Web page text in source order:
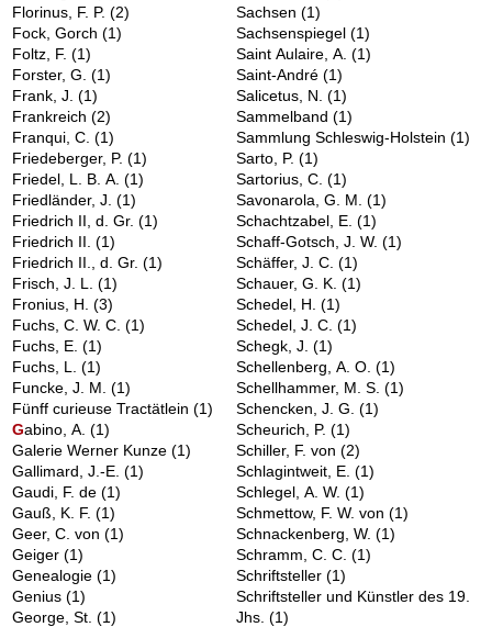
Florinus, F. P.(2)
Fock, Gorch(1)
Foltz, F.(1)
Forster, G.(1)
Frank, J.(1)
Frankreich(2)
Franqui, C.(1)
Friedeberger, P.(1)
Friedel, L. B. A.(1)
Friedländer, J.(1)
Friedrich II, d. Gr.(1)
Friedrich II.(1)
Friedrich II., d. Gr.(1)
Frisch, J. L.(1)
Fronius, H.(3)
Fuchs, C. W. C.(1)
Fuchs, E.(1)
Fuchs, L.(1)
Funcke, J. M.(1)
Fünff curieuse Tractätlein(1)
Gabino, A.(1)
Galerie Werner Kunze(1)
Gallimard, J.-E.(1)
Gaudi, F. de(1)
Gauß, K. F.(1)
Geer, C. von(1)
Geiger(1)
Genealogie(1)
Genius(1)
George, St.(1)
Sachsen(1)
Sachsenspiegel(1)
Saint Aulaire, A.(1)
Saint-André(1)
Salicetus, N.(1)
Sammelband(1)
Sammlung Schleswig-Holstein(1)
Sarto, P.(1)
Sartorius, C.(1)
Savonarola, G. M.(1)
Schachtzabel, E.(1)
Schaff-Gotsch, J. W.(1)
Schäffer, J. C.(1)
Schauer, G. K.(1)
Schedel, H.(1)
Schedel, J. C.(1)
Schegk, J.(1)
Schellenberg, A. O.(1)
Schellhammer, M. S.(1)
Schencken, J. G.(1)
Scheurich, P.(1)
Schiller, F. von(2)
Schlagintweit, E.(1)
Schlegel, A. W.(1)
Schmettow, F. W. von(1)
Schnackenberg, W.(1)
Schramm, C. C.(1)
Schriftsteller(1)
Schriftsteller und Künstler des 19.
Jhs.(1)